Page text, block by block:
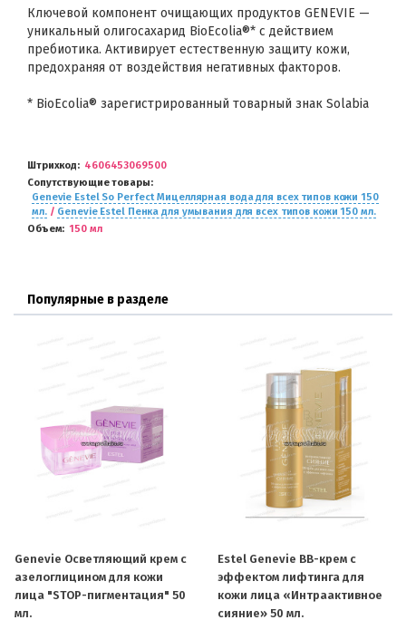
Ключевой компонент очищающих продуктов GENEVIE —
уникальный олигосахарид BioEcolia®* с действием
пребиотика. Активирует естественную защиту кожи,
предохраняя от воздействия негативных факторов.
* BioEcolia® зарегистрированный товарный знак Solabia
Штрихкод
4606453069500
Сопутствующие товары
Genevie Estel So Perfect Мицеллярная вода для всех типов кожи 150
мл./ Genevie Estel Пенка для умывания для всех типов кожи 150 мл.
Объем
150 мл
Популярные в разделе
Genevie Осветляющий крем с
азелоглицином для кожи
лица "STOP-пигментация" 50
мл.
Estel Genevie BB-крем c
эффектом лифтинга для
кожи лица «Интраактивное
сияние» 50 мл.